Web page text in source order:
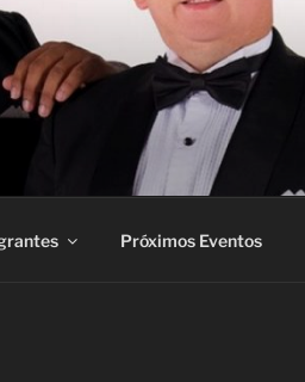
Próximos Eventos